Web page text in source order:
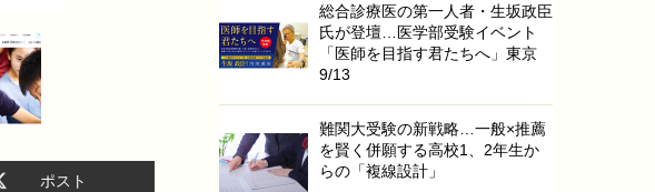
ポスト
総合診療医の第一人者・生坂政臣
氏が登壇…医学部受験イベント
「医師を目指す君たちへ」東京
9/13
難関大受験の新戦略…一般×推薦
を賢く併願する高校1、2年生か
らの「複線設計」